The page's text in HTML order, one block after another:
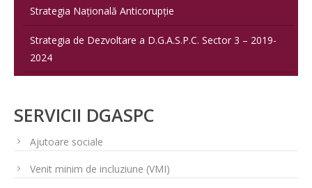
Strategia Națională Anticorupție
Strategia de Dezvoltare a D.G.A.S.P.C. Sector 3 – 2019-
2024
SERVICII DGASPC
Ajutoare sociale
Venit minim de incluziune (VMI)